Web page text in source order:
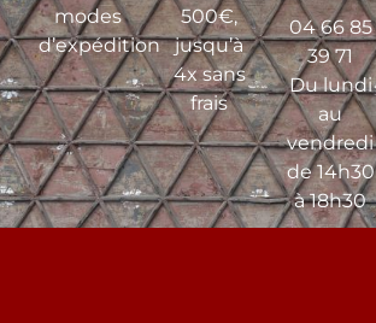
modes
d’expédition
500€,
jusqu’à
4x sans
frais
04 66 85
39 71
Du lundi
au
vendredi
de 14h30
à 18h30